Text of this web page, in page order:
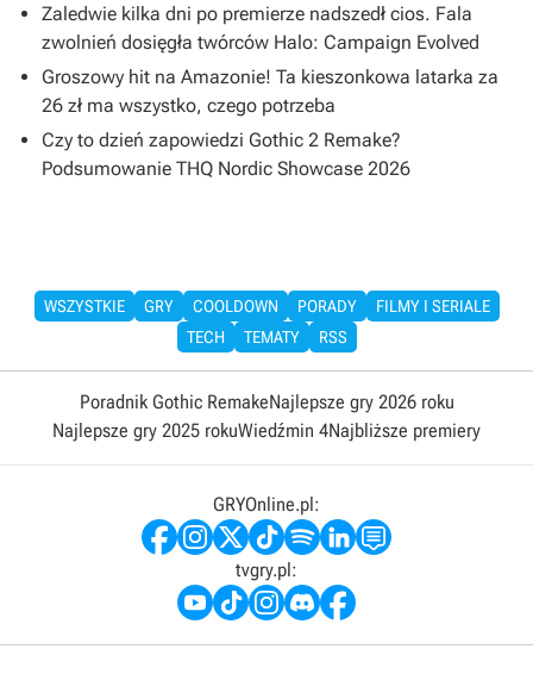
Zaledwie kilka dni po premierze nadszedł cios. Fala
zwolnień dosięgła twórców Halo: Campaign Evolved
Groszowy hit na Amazonie! Ta kieszonkowa latarka za
26 zł ma wszystko, czego potrzeba
Czy to dzień zapowiedzi Gothic 2 Remake?
Podsumowanie THQ Nordic Showcase 2026
WSZYSTKIE GRY COOLDOWN PORADY
FILMY I SERIALE
TECH
TEMATY RSS
Poradnik Gothic RemakeNajlepsze gry 2026 roku
Najlepsze gry 2025 rokuWiedźmin 4Najbliższe premiery
GRYOnline.pl:
tvgry.pl: